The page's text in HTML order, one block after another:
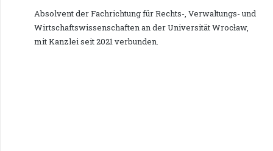
Absolvent der Fachrichtung für Rechts-, Verwaltungs- und
Wirtschaftswissenschaften an der Universität Wrocław,
mit Kanzlei seit 2021 verbunden.